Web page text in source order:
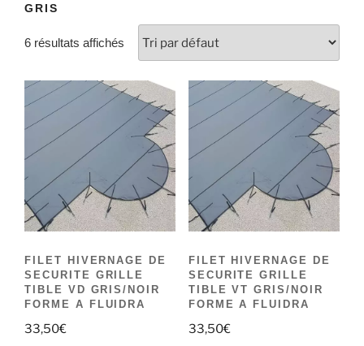
GRIS
6 résultats affichés
FILET HIVERNAGE DE
SECURITE GRILLE
TIBLE VD GRIS/NOIR
FORME A FLUIDRA
33,50€
FILET HIVERNAGE DE
SECURITE GRILLE
TIBLE VT GRIS/NOIR
FORME A FLUIDRA
33,50€